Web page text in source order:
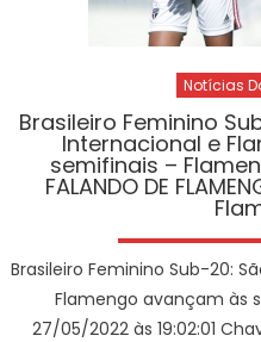
Notícias
Brasileiro Feminino
Internacional e
semifinais –
FALANDO DE
Brasileiro Feminino Sub-20:
Flamengo avançam às
27/05/2022 às 19:02:01